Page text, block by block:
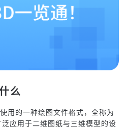
么
用的一种绘图文件格式，全称为
应用于二维图纸与三维模型的设